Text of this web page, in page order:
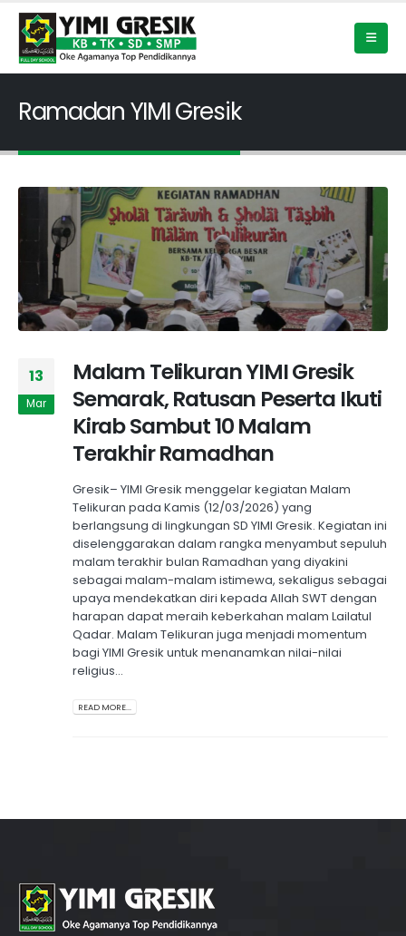
Ramadan YIMI Gresik
13
Mar
Malam Telikuran YIMI Gresik
Semarak, Ratusan Peserta Ikuti
Kirab Sambut 10 Malam
Terakhir Ramadhan
Gresik– YIMI Gresik menggelar kegiatan Malam
Telikuran pada Kamis (12/03/2026) yang
berlangsung di lingkungan SD YIMI Gresik. Kegiatan ini
diselenggarakan dalam rangka menyambut sepuluh
malam terakhir bulan Ramadhan yang diyakini
sebagai malam-malam istimewa, sekaligus sebagai
upaya mendekatkan diri kepada Allah SWT dengan
harapan dapat meraih keberkahan malam Lailatul
Qadar. Malam Telikuran juga menjadi momentum
bagi YIMI Gresik untuk menanamkan nilai-nilai
religius...
READ MORE...